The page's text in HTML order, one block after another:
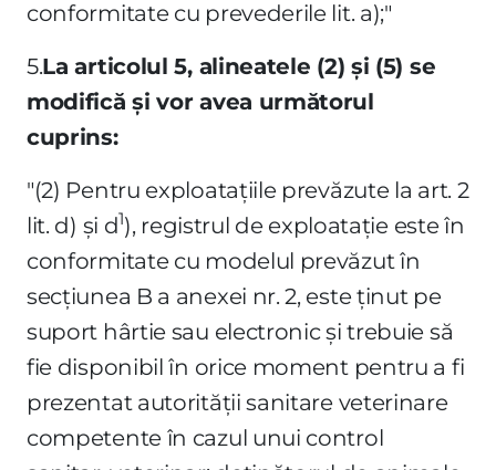
conformitate cu prevederile lit. a);"
5.La articolul 5, alineatele (2) şi (5) se
modifică şi vor avea următorul
cuprins:
"(2) Pentru exploataţiile prevăzute la art. 2
lit. d) şi d1), registrul de exploataţie este în
conformitate cu modelul prevăzut în
secţiunea B a anexei nr. 2, este ţinut pe
suport hârtie sau electronic şi trebuie să
fie disponibil în orice moment pentru a fi
prezentat autorităţii sanitare veterinare
competente în cazul unui control